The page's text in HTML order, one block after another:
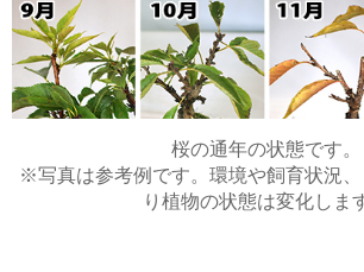
評価：★★★★★
イメージ以上に素敵♪
無事に開花しました(^ ^)
梱包もすごく丁寧にして下さってお
てようと改めて思いました。
写真で見ていた以上に桜自体も素敵
桜の通年の状態です。
※写真は参考例です。環境や飼育状況、
り植物の状態は変化しま